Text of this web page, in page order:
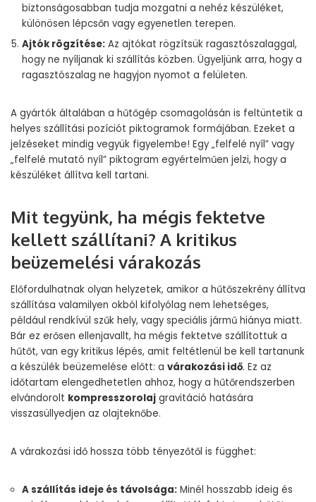
biztonságosabban tudja mozgatni a nehéz készüléket,
különösen lépcsőn vagy egyenetlen terepen.
Ajtók rögzítése: Az ajtókat rögzítsük ragasztószalaggal,
hogy ne nyíljanak ki szállítás közben. Ügyeljünk arra, hogy a
ragasztószalag ne hagyjon nyomot a felületen.
A gyártók általában a hűtőgép csomagolásán is feltüntetik a
helyes szállítási pozíciót piktogramok formájában. Ezeket a
jelzéseket mindig vegyük figyelembe! Egy „felfelé nyíl” vagy
„felfelé mutató nyíl” piktogram egyértelműen jelzi, hogy a
készüléket állítva kell tartani.
Mit tegyünk, ha mégis fektetve
kellett szállítani? A kritikus
beüzemelési várakozás
Előfordulhatnak olyan helyzetek, amikor a hűtőszekrény állítva
szállítása valamilyen okból kifolyólag nem lehetséges,
például rendkívül szűk hely, vagy speciális jármű hiánya miatt.
Bár ez erősen ellenjavallt, ha mégis fektetve szállítottuk a
hűtőt, van egy kritikus lépés, amit feltétlenül be kell tartanunk
a készülék beüzemelése előtt: a várakozási idő. Ez az
időtartam elengedhetetlen ahhoz, hogy a hűtőrendszerben
elvándorolt kompresszorolaj gravitáció hatására
visszasüllyedjen az olajteknőbe.
A várakozási idő hossza több tényezőtől is függhet:
A szállítás ideje és távolsága: Minél hosszabb ideig és